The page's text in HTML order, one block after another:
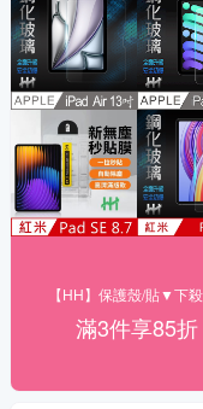
【HH】保護殼/貼▼下
滿3件享85折